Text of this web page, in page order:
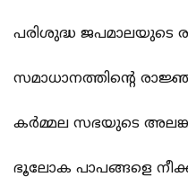
പരിശുദ്ധ ജപമാലയുടെ
സമാധാനത്തിന്‍റെ
കര്‍മ്മല സഭയുടെ
ഭൂലോക പാപങ്ങളെ